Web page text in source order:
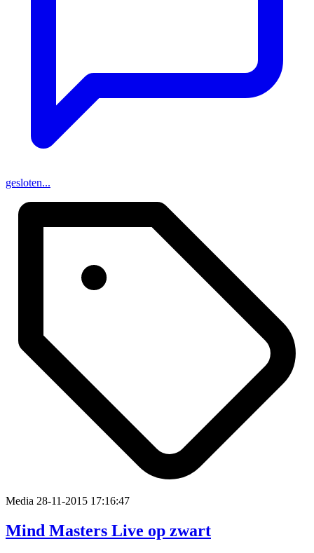
gesloten...
Media 28-11-2015 17:16:47
Mind Masters Live op zwart